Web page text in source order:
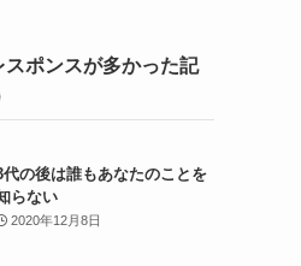
ポンスが多かった記
代の後は誰もあなたのことを
らない
2020年12月8日